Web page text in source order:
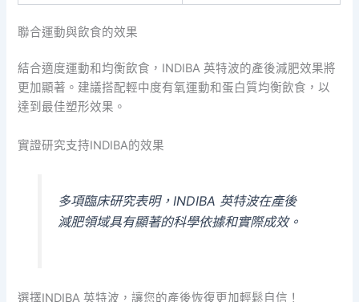
聯合運動與飲食的效果
結合適度運動和均衡飲食，INDIBA 英特波的產後減肥效果將
更加顯著。建議搭配輕中度有氧運動和蛋白質均衡飲食，以
達到最佳塑形效果。
實證研究支持INDIBA的效果
多項臨床研究表明，INDIBA 英特波在產後
減肥領域具有顯著的科學依據和實際成效。
選擇INDIBA 英特波，讓您的產後恢復更加輕鬆自信！